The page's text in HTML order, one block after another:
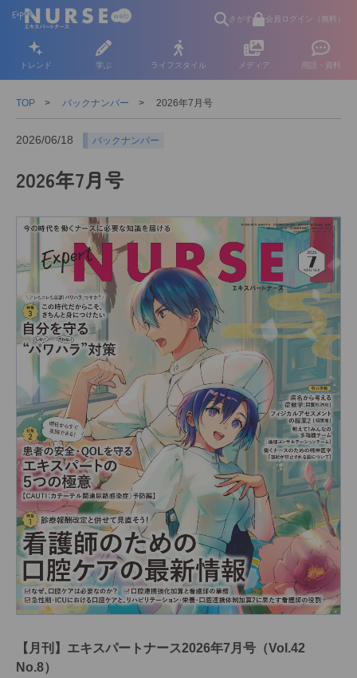
さがす 会員ログイン（無料）
トレンド 学ぶ ライフスタイル メディア 用語・資料
TOP バックナンバー 2026年7月号
2026/06/18 バックナンバー
2026年7月号
【月刊】エキスパートナース2026年7月号（Vol.42
No.8）